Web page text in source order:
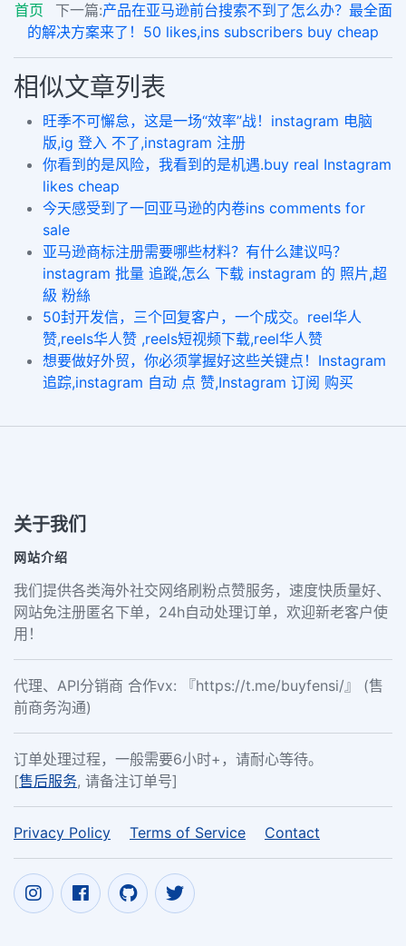
首页
下一篇:产品在亚马逊前台搜索不到了怎么办？最全面
的解决方案来了！50 likes,ins subscribers buy cheap
相似文章列表
旺季不可懈怠，这是一场“效率”战！instagram 电脑
版,ig 登入 不了,instagram 注册
你看到的是风险，我看到的是机遇.buy real Instagram
likes cheap
今天感受到了一回亚马逊的内卷ins comments for
sale
亚马逊商标注册需要哪些材料？有什么建议吗？
instagram 批量 追蹤,怎么 下载 instagram 的 照片,超
級 粉絲
50封开发信，三个回复客户，一个成交。reel华人
赞,reels华人赞 ,reels短视频下载,reel华人赞
想要做好外贸，你必须掌握好这些关键点！Instagram
追踪,instagram 自动 点 赞,Instagram 订阅 购买
关于我们
网站介绍
我们提供各类海外社交网络刷粉点赞服务，速度快质量好、
网站免注册匿名下单，24h自动处理订单，欢迎新老客户使
用！
代理、API分销商 合作vx: 『https://t.me/buyfensi/』 (售
前商务沟通)
订单处理过程，一般需要6小时+，请耐心等待。
[售后服务, 请备注订单号]
Privacy Policy Terms of Service Contact